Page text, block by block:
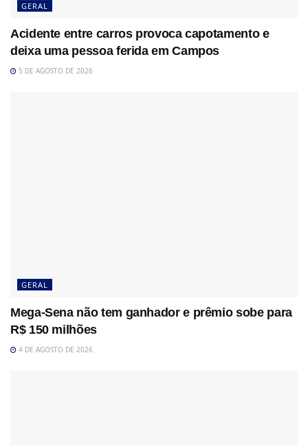
GERAL
Acidente entre carros provoca capotamento e
deixa uma pessoa ferida em Campos
5 DE AGOSTO DE 2026
GERAL
Mega-Sena não tem ganhador e prêmio sobe para
R$ 150 milhões
4 DE AGOSTO DE 2026